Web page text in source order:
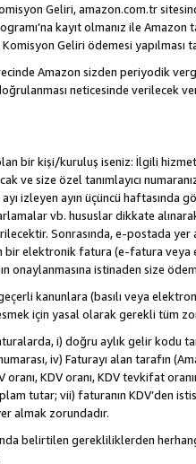
Geliri, amazon.com.tr
kayıt olmanız ile
Geliri ödemesi yapılması
Amazon sizden
neticesinde verilecek
bir kişi/kuruluş iseniz: İlgili
ve size özel tanımlayıcı
izleyen ayın üçüncü haftasında
vb. hususlar dikkate
Sonrasında, e-postada
elektronik fatura (e-fatura veya
onaylanmasına istinaden size
kanunlara (basılı veya
için yasal olarak gerekli tüm
i) doğru aylık gelir kodu
iv) Faturayı alan tarafın
oranı, KDV oranı, KDV tevkifat
tutar; vii) faturanın KDV’den
almak zorundadır.
belirtilen gerekliliklerden